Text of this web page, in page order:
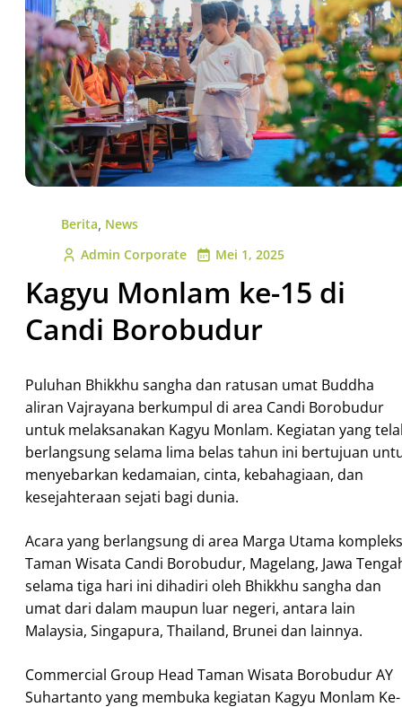
Berita, News
Admin Corporate
Mei 1, 2025
Kagyu Monlam ke-15 di
Candi Borobudur
Puluhan Bhikkhu sangha dan ratusan umat Buddha
aliran Vajrayana berkumpul di area Candi Borobudur
untuk melaksanakan Kagyu Monlam. Kegiatan yang
berlangsung selama lima belas tahun ini bertujuan
menyebarkan kedamaian, cinta, kebahagiaan, dan
kesejahteraan sejati bagi dunia.
Acara yang berlangsung di area Marga Utama kompleks
Taman Wisata Candi Borobudur, Magelang, Jawa
selama tiga hari ini dihadiri oleh Bhikkhu sangha dan
umat dari dalam maupun luar negeri, antara lain
Malaysia, Singapura, Thailand, Brunei dan lainnya.
Commercial Group Head Taman Wisata Borobudur AY
Suhartanto yang membuka kegiatan Kagyu Monlam Ke-